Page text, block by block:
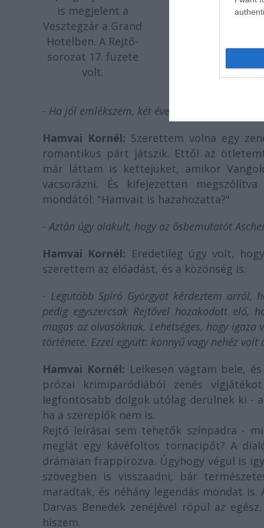
is megjelent a
Vesztegzár a Grand
Hotelben. A Rejtő-
sorozat 17. füzete
volt.
- Ha jól emlékszem, két éve fogtál hozzá,
Hamvai Kornél: Szerettem volna egy
romantikus párt játszik. Ettől az
már láttam is kettejüket, amikor
vacsorázni. És kifejezetten
mondától: "Hamvait is hazahozatta?"
- Aztán úgy alakult, hogy az ősbemutatót
Hamvai Kornél: Eredetileg úgy volt,
szerettem az előadást, és a közönség is.
- Legutóbb Spiró Györgyöt kérdeztem arról,
pedig egyszercsak Rejtővel hozakodott elő,
magas az olvasóknak. Lehetséges, hogy
története. Ezzel együtt: könnyű vagy nehéz volt
Hamvai Kornél: Lelkesen vágtam bele,
prózai krimiparódiából zenés
legfontosabb dolgok utólag derülnek ki -
ha a szereplők nem is.
Rejtő leírásai sem tehetők színpadra -
meglát egy kávéfoltos tornacipőt? A
drámaian frappírozva. Úgyhogy végül is
szövegben is visszaadni, bár
maradtak, és néhány legendás mondat
Darvas Benedek zenéjével röpül az
hiszem.